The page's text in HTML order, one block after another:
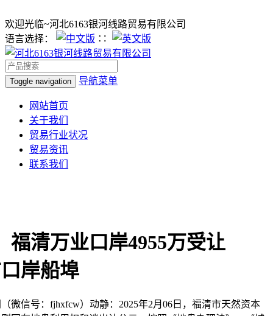
欢迎光临~河北6163银河线路贸易有限公司
语言选择：
∷
Toggle navigation 导航菜单
网站首页
关于我们
贸易行业状况
贸易资讯
联系我们
福清万业口岸4955万受让
岸船埠
信号：fjhxfcw）动静：2025年2月06日，福清市天然资本